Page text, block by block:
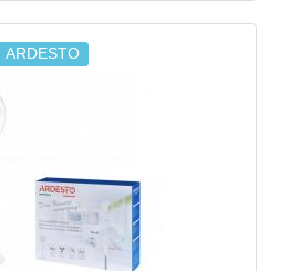
ARDESTO